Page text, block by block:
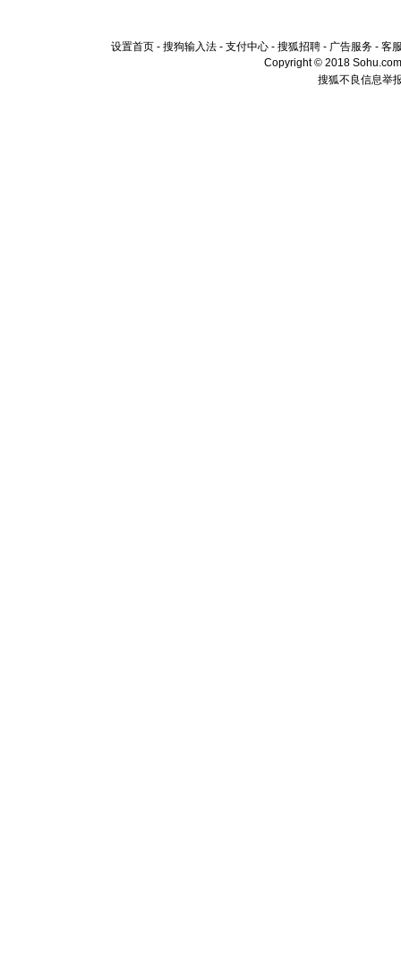
设置首页 - 搜狗输入法 - 支付中心 - 搜狐招聘 - 广告服务 - 客
Copyright © 2018
搜狐不良信息举